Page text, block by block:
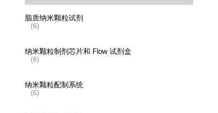
脂质纳米颗粒试剂
(6)
纳米颗粒制剂芯片和 Flow 试剂盒
(6)
纳米颗粒配制系统
(5)